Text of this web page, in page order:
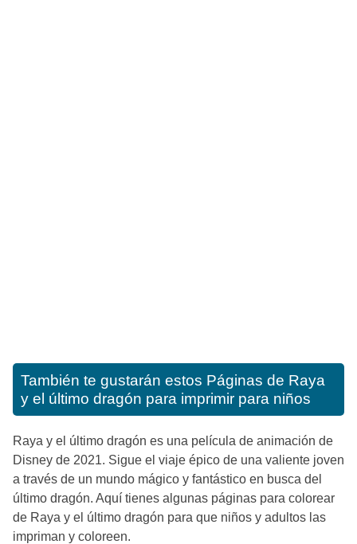
También te gustarán estos Páginas de Raya
y el último dragón para imprimir para niños
Raya y el último dragón es una película de animación de
Disney de 2021. Sigue el viaje épico de una valiente joven
a través de un mundo mágico y fantástico en busca del
último dragón. Aquí tienes algunas páginas para colorear
de Raya y el último dragón para que niños y adultos las
impriman y coloreen.